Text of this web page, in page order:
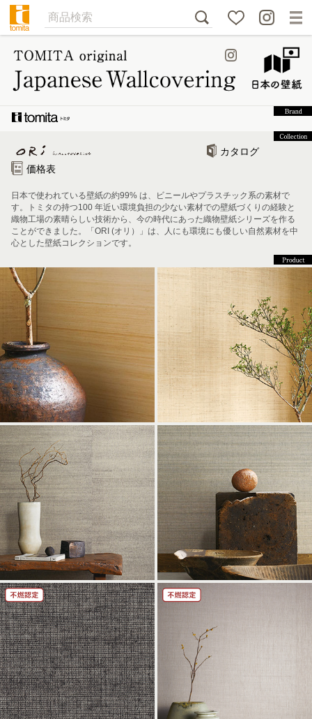
カタログ
価格表
日本で使われている壁紙の約99% は、ビニールやプラスチック系の素材で
す。トミタの持つ100 年近い環境負担の少ない素材での壁紙づくりの経験と
織物工場の素晴らしい技術から、今の時代にあった織物壁紙シリーズを作る
ことができました。「ORI (オリ）」は、人にも環境にも優しい自然素材を中
心とした壁紙コレクションです。